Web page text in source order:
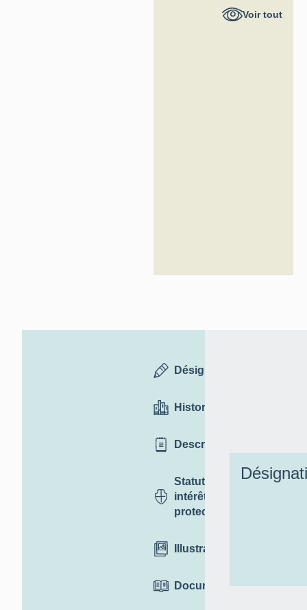
Hauts-de-
Voir tout
Désignation
Historique
Description
Statut,
intérêt et
protection
Illustrations
Documentation